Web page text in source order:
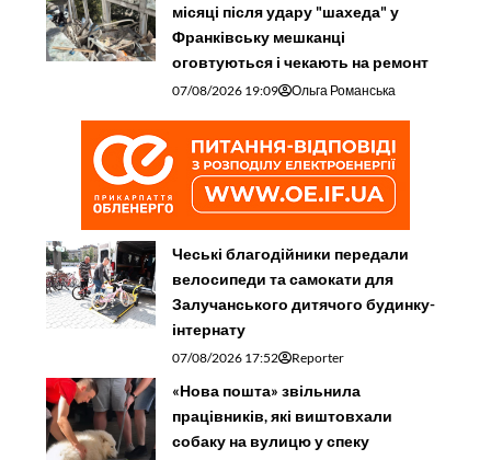
місяці після удару "шахеда" у
Франківську мешканці
оговтуються і чекають на ремонт
07/08/2026 19:09 Ольга Романська
Чеські благодійники передали
велосипеди та самокати для
Залучанського дитячого будинку-
інтернату
07/08/2026 17:52 Reporter
«Нова пошта» звільнила
працівників, які виштовхали
собаку на вулицю у спеку